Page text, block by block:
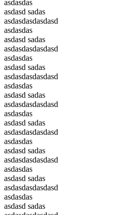
asdasdas
asdasd sadas
asdasdasdasdasd
asdasdas
asdasd sadas
asdasdasdasdasd
asdasdas
asdasd sadas
asdasdasdasdasd
asdasdas
asdasd sadas
asdasdasdasdasd
asdasdas
asdasd sadas
asdasdasdasdasd
asdasdas
asdasd sadas
asdasdasdasdasd
asdasdas
asdasd sadas
asdasdasdasdasd
asdasdas
asdasd sadas